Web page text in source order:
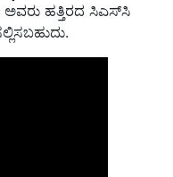
ಅವರು ಹತ್ತಿರದ ಸಿಎಸ್‌ಸಿ